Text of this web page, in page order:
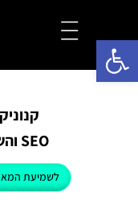
SEO והשגת תוצאות משופרות
לשמיעת
פתח סרגל נגישות